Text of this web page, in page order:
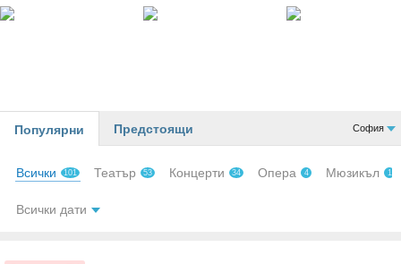
София
Популярни Предстоящи
Всички 101 Театър 53 Концерти 34 Опера 4 Мюзикъл 1
Всички дати